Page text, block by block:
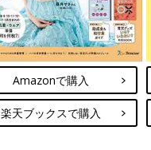
Amazonで購入
楽天ブックスで購入